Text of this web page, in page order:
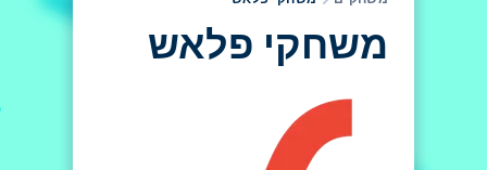
משחקי פלאש